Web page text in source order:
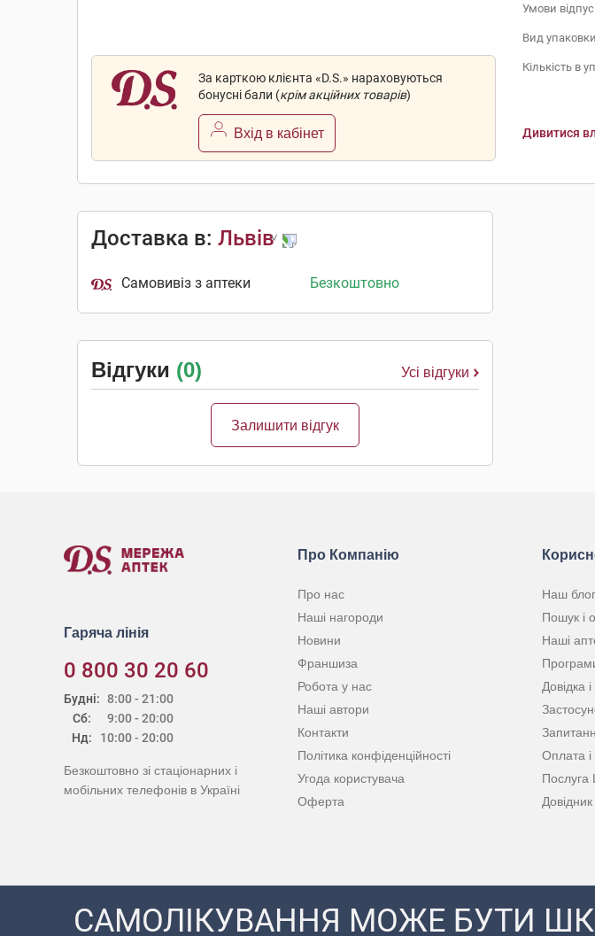
За карткою клієнта «D.S.» нараховуються
бонусні бали (крім акційних товарів)
Вхід в кабінет
Умови
Вид упаковки
Кількість в
Дивитися
Доставка в: Львів
Самовивіз з аптеки Безкоштовно
Відгуки (0) Усі відгуки
Залишити відгук
Гаряча лінія
0 800 30 20 60
Будні:
Сб:
Нд:
8:00 - 21:00
9:00 - 20:00
10:00 - 20:00
Безкоштовно зі стаціонарних і
мобільних телефонів в Україні
Про Компанію
Про нас
Наші нагороди
Новини
Франшиза
Робота у нас
Наші автори
Контакти
Політика конфіденційності
Угода користувача
Оферта
Наш блог
Пошук і
Наші
Довідка
Оплата і
Послуга
Довідник
САМОЛІКУВАННЯ МОЖЕ БУТИ